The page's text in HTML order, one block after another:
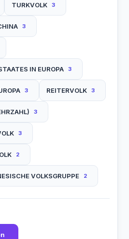
TURKVOLK 3
3
IN EUROPA 3
3 REITERVOLK 3
3
3
2
VOLKSGRUPPE 2